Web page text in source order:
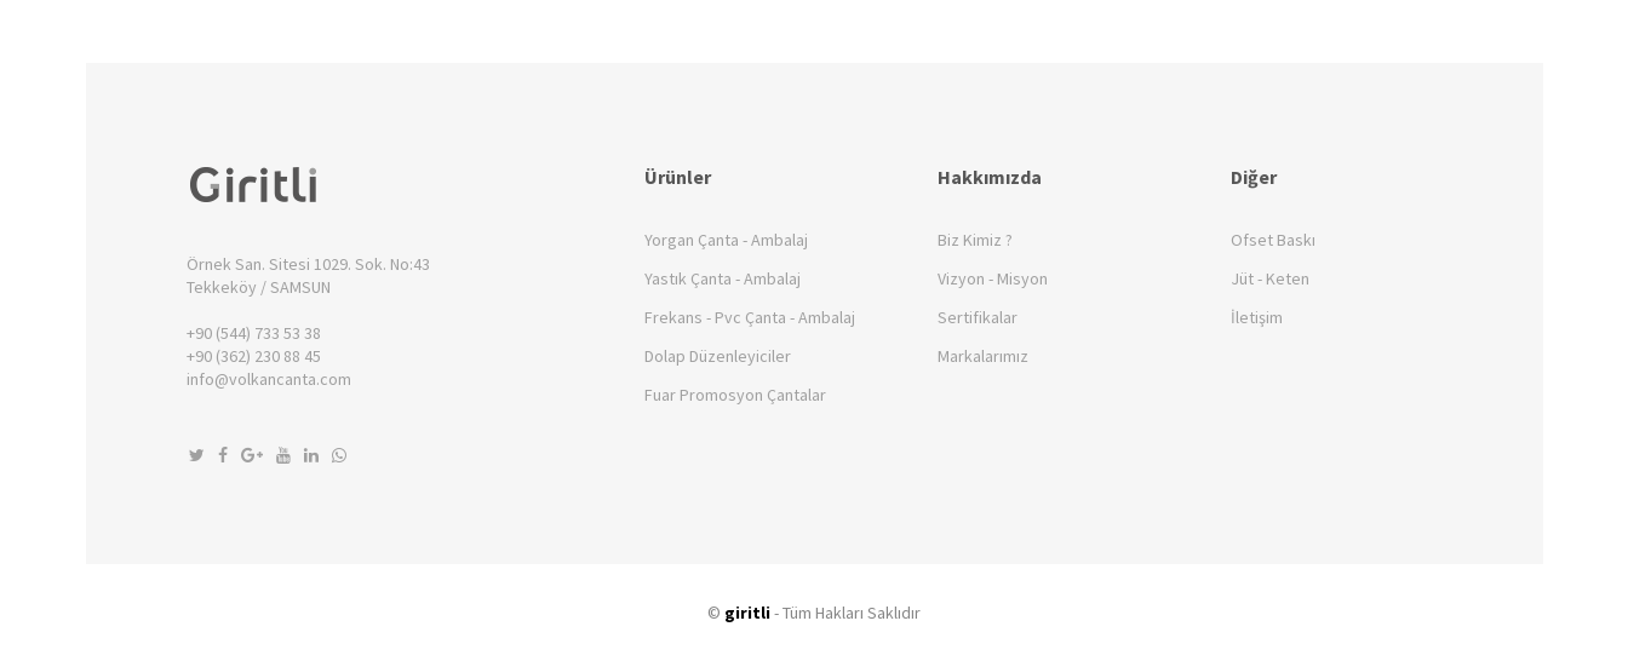
Örnek San. Sitesi 1029. Sok. No:43
Tekkeköy / SAMSUN
+90 (544) 733 53 38
+90 (362) 230 88 45
info@volkancanta.com
Ürünler
Yorgan Çanta - Ambalaj
Yastık Çanta - Ambalaj
Frekans - Pvc Çanta - Ambalaj
Dolap Düzenleyiciler
Fuar Promosyon Çantalar
Hakkımızda
Biz Kimiz ?
Vizyon - Misyon
Sertifikalar
Markalarımız
Diğer
Ofset Baskı
Jüt - Keten
İletişim
© giritli- Tüm Hakları Saklıdır